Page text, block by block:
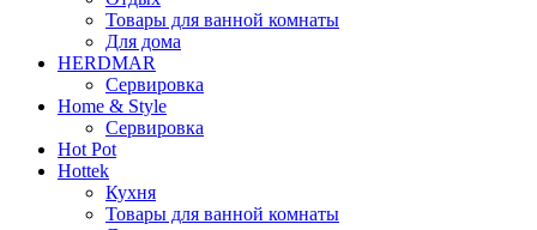
Товары для ванной комнаты
Для дома
HERDMAR
Сервировка
Home & Style
Сервировка
Hot Pot
Hottek
Кухня
Товары для ванной комнаты